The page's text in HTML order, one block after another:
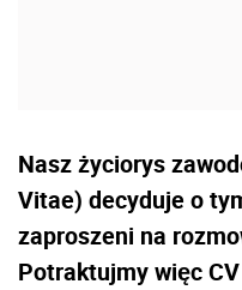
Nasz życiorys
Vitae) decyduje o
zaproszeni na
Potraktujmy więc